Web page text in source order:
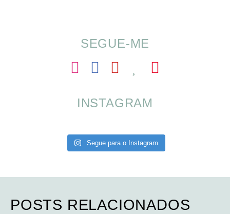
SEGUE-ME
INSTAGRAM
Segue para o Instagram
POSTS RELACIONADOS